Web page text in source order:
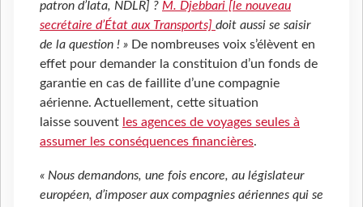
patron d’Iata, NDLR] ? M. Djebbari [le nouveau
secrétaire d’État aux Transports] doit aussi se saisir
de la question ! » De nombreuses voix s’élèvent en
effet pour demander la constituion d’un fonds de
garantie en cas de faillite d’une compagnie
aérienne. Actuellement, cette situation
laisse souvent les agences de voyages seules à
assumer les conséquences financières.
« Nous demandons, une fois encore, au législateur
européen, d’imposer aux compagnies aériennes qui se